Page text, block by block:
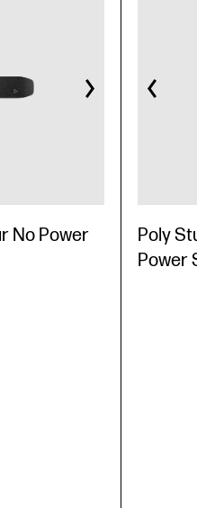
No Power
Poly
Power